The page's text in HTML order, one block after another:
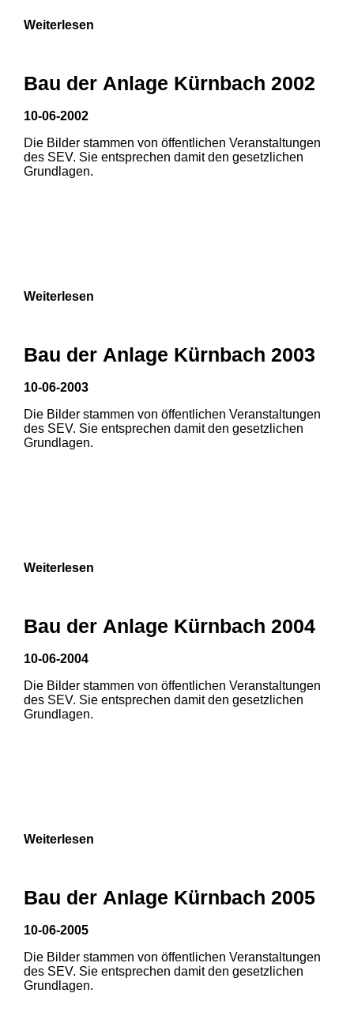
3
1 2 3
Weiterlesen
Bau der Anlage Kürnbach 2002
10-06-2002
Die Bilder stammen von öffentlichen Veranstaltungen
des SEV. Sie entsprechen damit den gesetzlichen
Grundlagen.
3
Weiterlesen
Bau der Anlage Kürnbach 2003
10-06-2003
Die Bilder stammen von öffentlichen Veranstaltungen
des SEV. Sie entsprechen damit den gesetzlichen
Grundlagen.
Weiterlesen
Bau der Anlage Kürnbach 2004
10-06-2004
Die Bilder stammen von öffentlichen Veranstaltungen
des SEV. Sie entsprechen damit den gesetzlichen
Grundlagen.
Weiterlesen
Bau der Anlage Kürnbach 2005
10-06-2005
Die Bilder stammen von öffentlichen Veranstaltungen
des SEV. Sie entsprechen damit den gesetzlichen
Grundlagen.